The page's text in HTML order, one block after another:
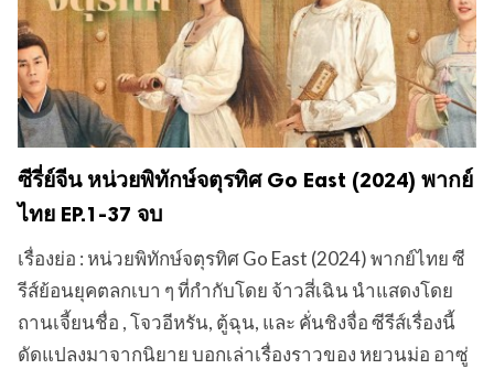
ซีรี่ย์จีน หน่วยพิทักษ์จตุรทิศ Go East (2024) พากย์
ไทย EP.1-37 จบ
เรื่องย่อ : หน่วยพิทักษ์จตุรทิศ Go East (2024) พากย์ไทย ซี
รีส์ย้อนยุคตลกเบา ๆ ที่กำกับโดย จ้าวสี่เฉิน นำแสดงโดย
ถานเจี้ยนชื่อ , โจวอีหรัน, ตู้ฉุน, และ คั่นชิงจื่อ ซีรีส์เรื่องนี้
ดัดแปลงมาจากนิยาย บอกเล่าเรื่องราวของ หยวนม่อ อาซู่